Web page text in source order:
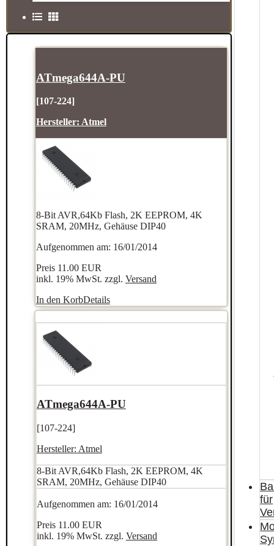
ATmega644A-PU
[107-224]
Hersteller: Atmel
8-Bit AVR,64Kb Flash, 2K EEPROM, 4K
SRAM, 20MHz, Gehäuse DIP40
Aufgenommen am: 16/01/2014
Preis 11.00 EUR
inkl. 19% MwSt. zzgl. Versand
In den KorbDetails
ATmega644A-PU
[107-224]
Hersteller: Atmel
8-Bit AVR,64Kb Flash, 2K EEPROM, 4K
SRAM, 20MHz, Gehäuse DIP40
Aufgenommen am: 16/01/2014
Preis 11.00 EUR
inkl. 19% MwSt. zzgl. Versand
für